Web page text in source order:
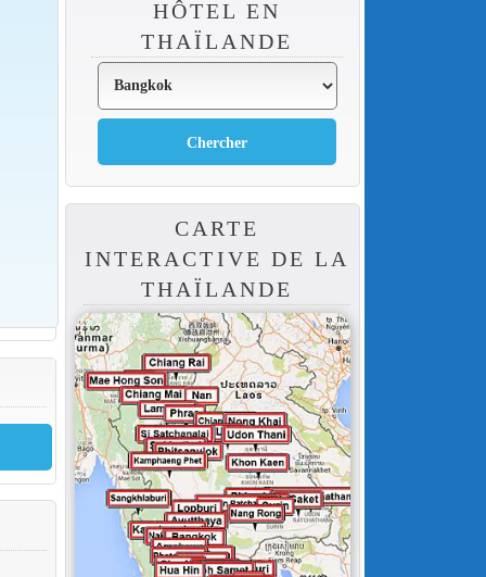
HÔTEL EN
THAÏLANDE
CARTE
INTERACTIVE DE LA
THAÏLANDE